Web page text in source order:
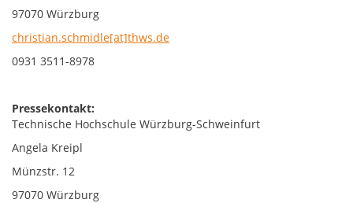
97070 Würzburg
christian.schmidle[at]thws.de
0931 3511-8978
Pressekontakt:
Technische Hochschule Würzburg-Schweinfurt
Angela Kreipl
Münzstr. 12
97070 Würzburg